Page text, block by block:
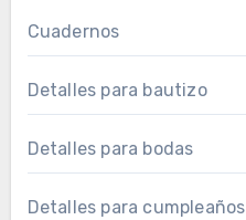
Cuadernos
Detalles para bautizo
Detalles para bodas
Detalles para cumpleaños